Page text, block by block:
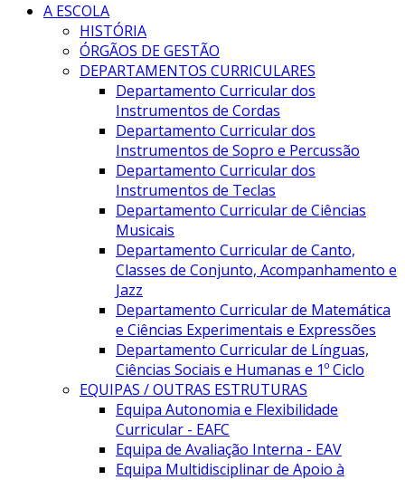
A ESCOLA
HISTÓRIA
ÓRGÃOS DE GESTÃO
DEPARTAMENTOS CURRICULARES
Departamento Curricular dos
Instrumentos de Cordas
Departamento Curricular dos
Instrumentos de Sopro e Percussão
Departamento Curricular dos
Instrumentos de Teclas
Departamento Curricular de Ciências
Musicais
Departamento Curricular de Canto,
Classes de Conjunto, Acompanhamento e
Jazz
Departamento Curricular de Matemática
e Ciências Experimentais e Expressões
Departamento Curricular de Línguas,
Ciências Sociais e Humanas e 1º Ciclo
EQUIPAS / OUTRAS ESTRUTURAS
Equipa Autonomia e Flexibilidade
Curricular - EAFC
Equipa de Avaliação Interna - EAV
Equipa Multidisciplinar de Apoio à